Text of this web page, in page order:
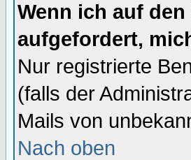
Wenn ich auf
aufgefordert,
Nur registrierte
(falls der
Mails von
Nach oben